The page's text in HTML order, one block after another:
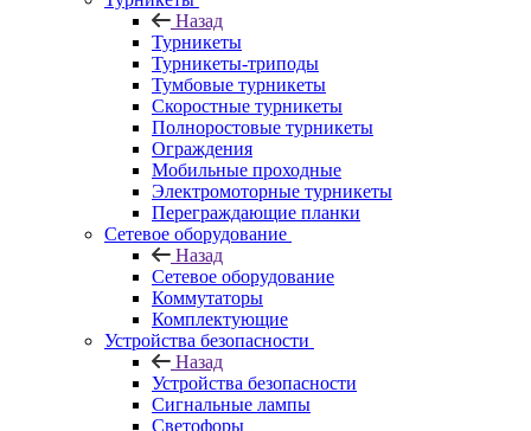
Назад
Турникеты
Турникеты-триподы
Тумбовые турникеты
Скоростные турникеты
Полноростовые турникеты
Ограждения
Мобильные проходные
Электромоторные турникеты
Переграждающие планки
Сетевое оборудование
Назад
Сетевое оборудование
Коммутаторы
Комплектующие
Устройства безопасности
Назад
Устройства безопасности
Сигнальные лампы
Светофоры